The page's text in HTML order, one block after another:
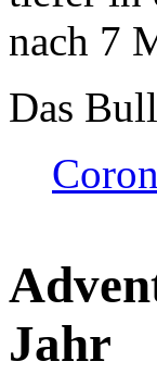
nach 7
Das
Jahr